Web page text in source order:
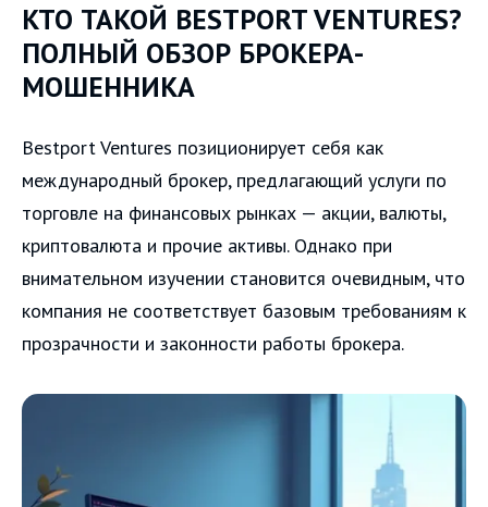
КТО ТАКОЙ BESTPORT VENTURES?
ПОЛНЫЙ ОБЗОР БРОКЕРА-
МОШЕННИКА
Bestport Ventures позиционирует себя как
международный брокер, предлагающий услуги по
торговле на финансовых рынках — акции, валюты,
криптовалюта и прочие активы. Однако при
внимательном изучении становится очевидным, что
компания не соответствует базовым требованиям к
прозрачности и законности работы брокера.